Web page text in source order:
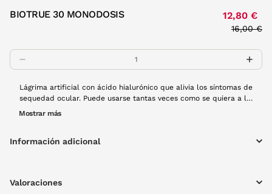
BIOTRUE 30 MONODOSIS 12,80 €
Price
16,00 €
Lágrima artificial con ácido hialurónico que alivia los síntomas de
sequedad ocular. Puede usarse tantas veces como se quiera a lo
largo del día y es compatible con el uso de lentes de contacto.
Mostrar más
Información adicional
Valoraciones